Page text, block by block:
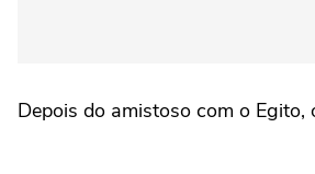
Depois do amistoso com o